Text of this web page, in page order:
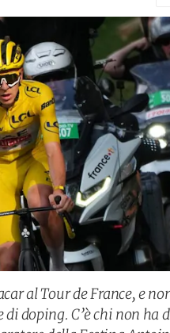
al Tour de France, e
di doping. C’è chi non ha